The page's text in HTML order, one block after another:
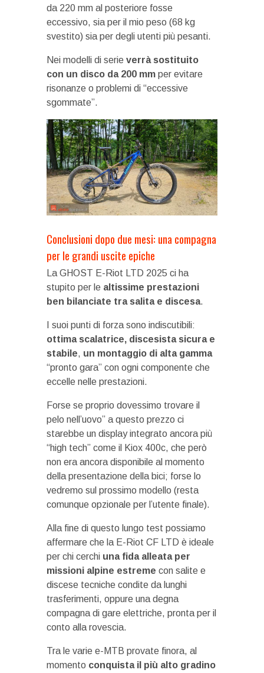
da 220 mm al posteriore fosse
eccessivo, sia per il mio peso (68 kg
svestito) sia per degli utenti più pesanti.
Nei modelli di serie verrà sostituito
con un disco da 200 mm per evitare
risonanze o problemi di “eccessive
sgommate”.
Conclusioni dopo due mesi: una compagna
per le grandi uscite epiche
La GHOST E-Riot LTD 2025 ci ha
stupito per le altissime prestazioni
ben bilanciate tra salita e discesa.
I suoi punti di forza sono indiscutibili:
ottima scalatrice, discesista sicura e
stabile, un montaggio di alta gamma
“pronto gara” con ogni componente che
eccelle nelle prestazioni.
Forse se proprio dovessimo trovare il
pelo nell’uovo” a questo prezzo ci
starebbe un display integrato ancora più
“high tech” come il Kiox 400c, che però
non era ancora disponibile al momento
della presentazione della bici; forse lo
vedremo sul prossimo modello (resta
comunque opzionale per l’utente finale).
Alla fine di questo lungo test possiamo
affermare che la E-Riot CF LTD è ideale
per chi cerchi una fida alleata per
missioni alpine estreme con salite e
discese tecniche condite da lunghi
trasferimenti, oppure una degna
compagna di gare elettriche, pronta per il
conto alla rovescia.
Tra le varie e-MTB provate finora, al
momento conquista il più alto gradino